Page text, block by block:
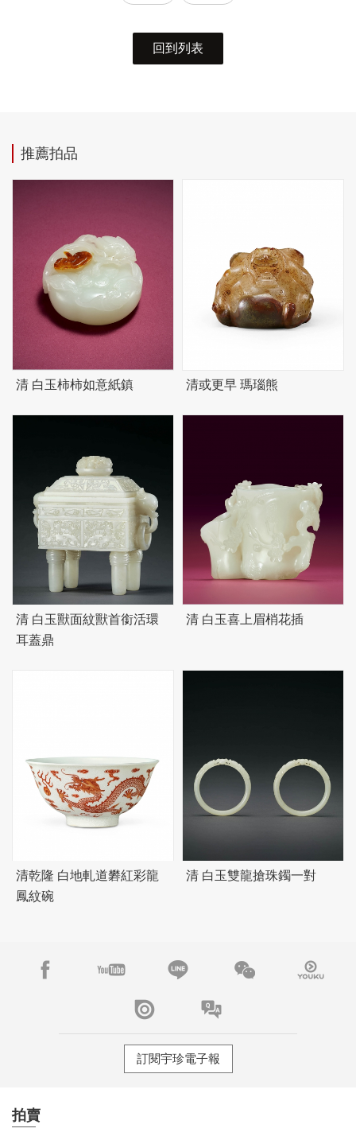
回到列表
推薦拍品
清 白玉柿柿如意紙鎮 清或更早 瑪瑙熊
清 白玉獸面紋獸首銜活環
耳蓋鼎
清 白玉喜上眉梢花插
清乾隆 白地軋道礬紅彩龍
鳳紋碗
清 白玉雙龍搶珠鐲一對
訂閱宇珍電子報
拍賣